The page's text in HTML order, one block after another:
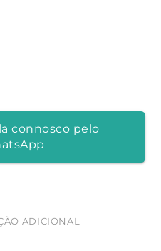
connosco pelo
ADICIONAL